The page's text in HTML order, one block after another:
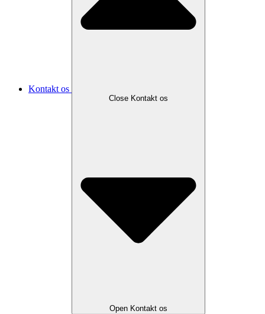
Kontakt os
Close Kontakt os
Open Kontakt os